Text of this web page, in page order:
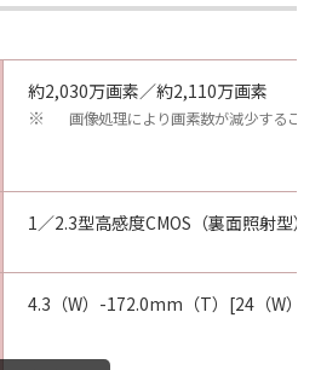
約2,030万画素／約2,110万画素
※ 画像処理により画素数が減少すること
1／2.3型高感度CMOS（裏面照射型）
4.3（W）-172.0mm（T）[24（W）-